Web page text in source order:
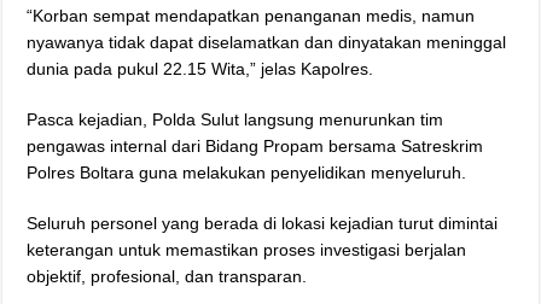
“Korban sempat mendapatkan penanganan medis, namun
nyawanya tidak dapat diselamatkan dan dinyatakan meninggal
dunia pada pukul 22.15 Wita,” jelas Kapolres.
Pasca kejadian, Polda Sulut langsung menurunkan tim
pengawas internal dari Bidang Propam bersama Satreskrim
Polres Boltara guna melakukan penyelidikan menyeluruh.
Seluruh personel yang berada di lokasi kejadian turut dimintai
keterangan untuk memastikan proses investigasi berjalan
objektif, profesional, dan transparan.